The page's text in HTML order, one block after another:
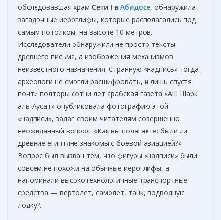
обследовавшая храм Сети I в Абидосе, обнаружила
загадочные иероглифы, которые располагались под
самым потолком, на высоте 10 метров.
Исследователи обнаружили не просто тексты
древнего письма, а изображения механизмов
неизвестного назначения. Странную «надпись» тогда
археологи не смогли расшифровать, и лишь спустя
почти полторы сотни лет арабская газета «Аш Шарк
аль-Аусат» опубликовала фотографию этой
«надписи», задав своим читателям совершенно
неожиданный вопрос: «Как вы полагаете: были ли
древние египтяне знакомы с боевой авиацией?»
Вопрос был вызван тем, что фигуры «надписи» были
совсем не похожи на обычные иероглифы, а
напоминали высокотехнологичные транспортные
средства — вертолет, самолет, танк, подводную
лодку?..